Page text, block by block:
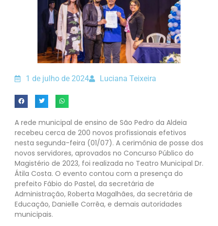
1 de julho de 2024 Luciana Teixeira
A rede municipal de ensino de São Pedro da Aldeia
recebeu cerca de 200 novos profissionais efetivos
nesta segunda-feira (01/07). A cerimônia de posse dos
novos servidores, aprovados no Concurso Público do
Magistério de 2023, foi realizada no Teatro Municipal Dr.
Átila Costa. O evento contou com a presença do
prefeito Fábio do Pastel, da secretária de
Administração, Roberta Magalhães, da secretária de
Educação, Danielle Corrêa, e demais autoridades
municipais.